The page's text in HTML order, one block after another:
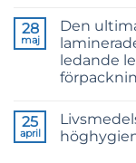
and
36/4
Configurations
till
24/3
CB
Grade
Jute
Yarn:
for
Weaving,
Packaging
28
maj
Den
ledande
till
The
Ultimate
25
april